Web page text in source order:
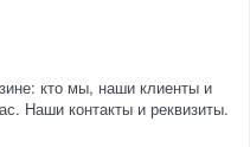
кто мы, наши клиенты и
Наши контакты и реквизиты.